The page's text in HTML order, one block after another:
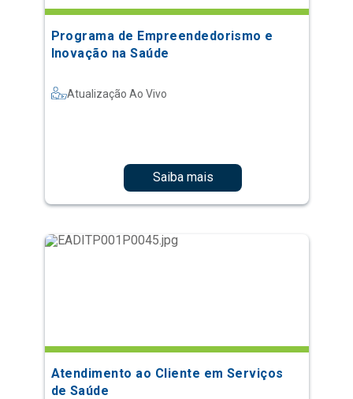
Programa de Empreendedorismo e
Inovação na Saúde
Atualização Ao Vivo
Saiba mais
Atendimento ao Cliente em Serviços
de Saúde